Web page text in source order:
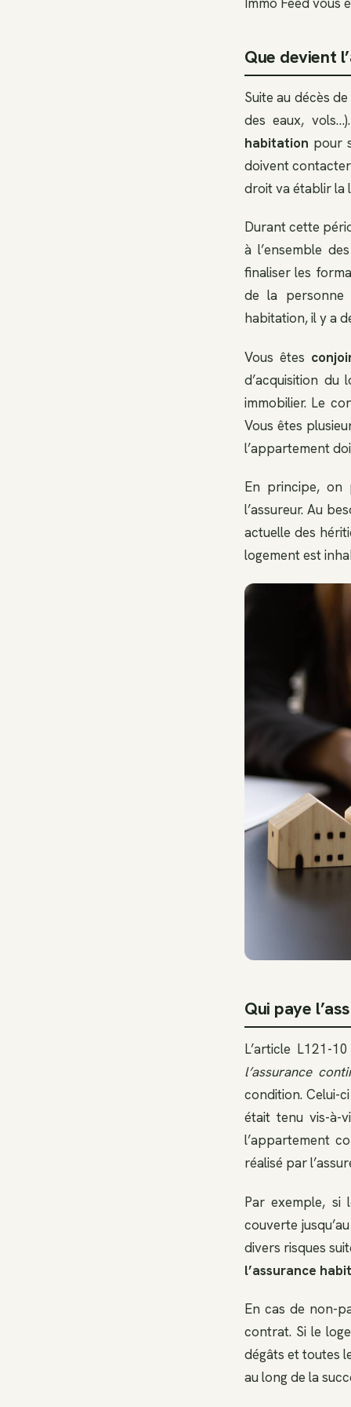
Que devient
Suite au décès
des eaux,
habitation pour
doivent
droit va établir la
Durant cette
à l’ensemble
finaliser les
de la personne
habitation, il y a
Vous êtes
d’acquisition
immobilier. Le
Vous êtes
l’appartement
En principe, on
l’assureur. Au
actuelle des
logement est
Qui paye
L’article L121-
l’assurance
condition. Celui-
était tenu vis-à-
l’appartement
réalisé par
Par exemple,
couverte
divers risques
l’assurance
En cas de non-
contrat. Si le
dégâts et toutes
au long de la